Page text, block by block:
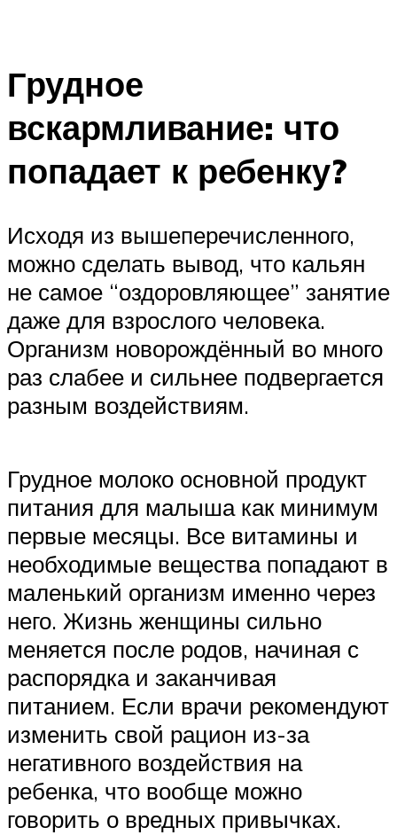
Грудное
вскармливание: что
попадает к ребенку?
Исходя из вышеперечисленного,
можно сделать вывод, что кальян
не самое “оздоровляющее” занятие
даже для взрослого человека.
Организм новорождённый во много
раз слабее и сильнее подвергается
разным воздействиям.
Грудное молоко основной продукт
питания для малыша как минимум
первые месяцы. Все витамины и
необходимые вещества попадают в
маленький организм именно через
него. Жизнь женщины сильно
меняется после родов, начиная с
распорядка и заканчивая
питанием. Если врачи рекомендуют
изменить свой рацион из-за
негативного воздействия на
ребенка, что вообще можно
говорить о вредных привычках.